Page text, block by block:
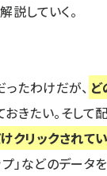
説していく。
たわけだが、
きたい。そし
クリックされて
プ」などのデー